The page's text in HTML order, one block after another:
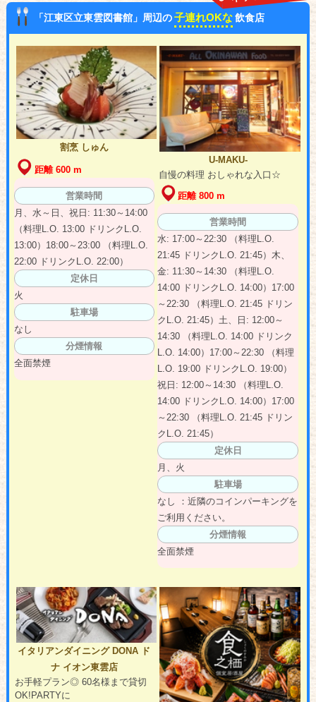
「江東区立東雲図書館」周辺の子連れOKな 飲食店
割烹 しゅん
距離 600 m
営業時間
月、水～日、祝日: 11:30～14:00
（料理L.O. 13:00 ドリンクL.O.
13:00）18:00～23:00 （料理L.O.
22:00 ドリンクL.O. 22:00）
定休日
火
駐車場
なし
分煙情報
全面禁煙
U-MAKU-
自慢の料理 おしゃれな入口☆
距離 800 m
営業時間
水: 17:00～22:30 （料理L.O.
21:45 ドリンクL.O. 21:45）木、
金: 11:30～14:30 （料理L.O.
14:00 ドリンクL.O. 14:00）17:00
～22:30 （料理L.O. 21:45 ドリン
クL.O. 21:45）土、日: 12:00～
14:30 （料理L.O. 14:00 ドリンク
L.O. 14:00）17:00～22:30 （料理
L.O. 19:00 ドリンクL.O. 19:00）
祝日: 12:00～14:30 （料理L.O.
14:00 ドリンクL.O. 14:00）17:00
～22:30 （料理L.O. 21:45 ドリン
クL.O. 21:45）
定休日
月、火
駐車場
なし ：近隣のコインパーキングを
ご利用ください。
分煙情報
全面禁煙
イタリアンダイニング DONA ド
ナ イオン東雲店
お手軽プラン◎ 60名様まで貸切
OK!PARTYに